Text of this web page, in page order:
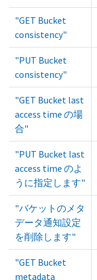
"GET Bucket
consistency"
"PUT Bucket
consistency"
"GET Bucket last
access time の場
合"
"PUT Bucket last
access time のよ
うに指定します"
"バケットのメタ
データ通知設定
を削除します"
"GET Bucket
metadata